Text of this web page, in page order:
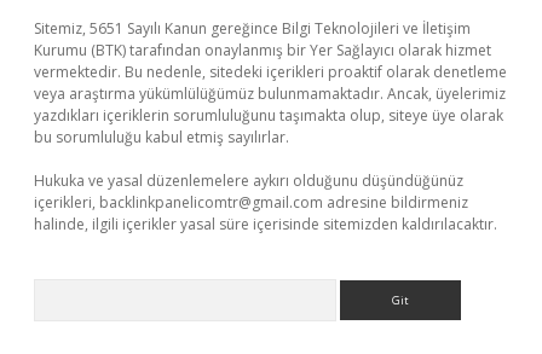
Sitemiz, 5651 Sayılı Kanun gereğince Bilgi Teknolojileri ve İletişim
Kurumu (BTK) tarafından onaylanmış bir Yer Sağlayıcı olarak hizmet
vermektedir. Bu nedenle, sitedeki içerikleri proaktif olarak denetleme
veya araştırma yükümlülüğümüz bulunmamaktadır. Ancak, üyelerimiz
yazdıkları içeriklerin sorumluluğunu taşımakta olup, siteye üye olarak
bu sorumluluğu kabul etmiş sayılırlar.
Hukuka ve yasal düzenlemelere aykırı olduğunu düşündüğünüz
içerikleri, backlinkpanelicomtr@gmail.com adresine bildirmeniz
halinde, ilgili içerikler yasal süre içerisinde sitemizden kaldırılacaktır.